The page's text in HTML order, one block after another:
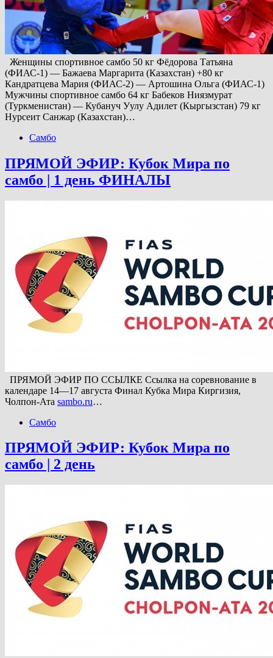
Женщины спортивное самбо 50 кг Фёдорова Татьяна
(ФИАС-1) — Бажаева Маргарита (Казахстан) +80 кг
Кандратцева Мария (ФИАС-2) — Артошина Ольга (ФИАС-1)
Мужчины спортивное самбо 64 кг Бабеков Ниязмурат
(Туркменистан) — Кубануч Уулу Адилет (Кыргызстан) 79 кг
Нурсеит Санжар (Казахстан)…
Самбо
ПРЯМОЙ ЭФИР: Кубок Мира по
самбо | 1 день ФИНАЛЫ
ПРЯМОЙ ЭФИР ПО ССЫЛКЕ Ссылка на соревнование в
календаре 14—17 августа Финал Кубка Мира Киргизия,
Чолпон-Ата sambo.ru…
Самбо
ПРЯМОЙ ЭФИР: Кубок Мира по
самбо | 2 день